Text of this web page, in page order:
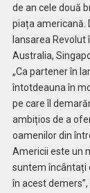
de an cele două
piața americană.
lansarea
Australia,
„Ca partener în
întotdeauna în
pe care îl
ambițios de a
oamenilor din
Americii este un
suntem încântați
în acest